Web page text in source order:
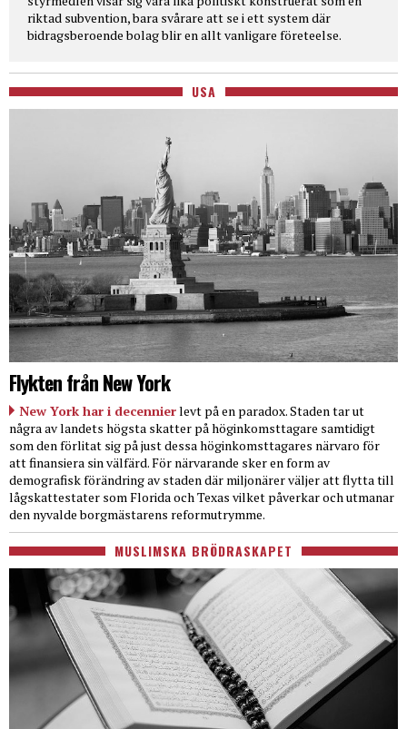
riktad subvention, bara svårare att se i ett system där
bidragsberoende bolag blir en allt vanligare företeelse.
USA
Flykten från New York
New York har i decennierlevt på en paradox. Staden tar ut
några av landets högsta skatter på höginkomsttagare samtidigt
som den förlitat sig på just dessa höginkomsttagares närvaro för
att finansiera sin välfärd. För närvarande sker en form av
demografisk förändring av staden där miljonärer väljer att flytta till
lågskattestater som Florida och Texas vilket påverkar och utmanar
den nyvalde borgmästarens reformutrymme.
MUSLIMSKA BRÖDRASKAPET